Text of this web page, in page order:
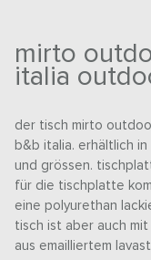
mirto
italia
der tisch mirto
b&b italia. erhältlich
und grössen.
für die tischplatte
eine polyurethan
tisch ist aber auch
aus emailliertem